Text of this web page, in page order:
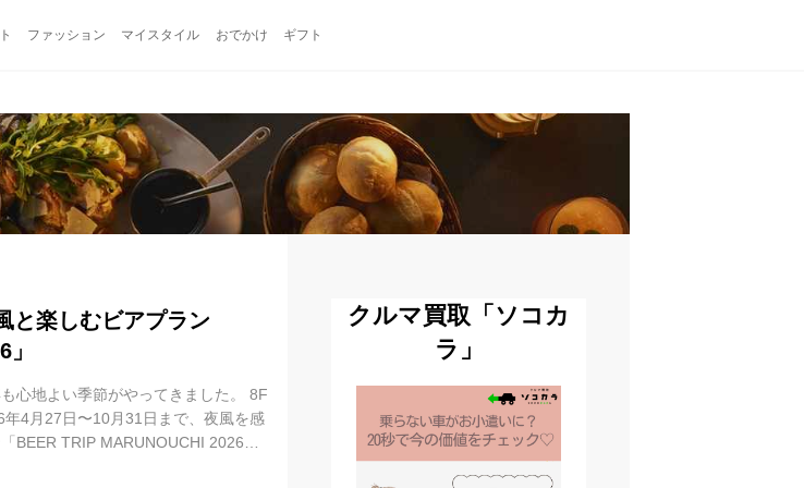
ファッション マイスタイル おでかけ ギフト
と楽しむビアプラン
心地よい季節がやってきました。 8F
4月27日〜10月31日まで、夜風を感
BEER TRIP MARUNOUCHI 2026」
・フランス。 期間ごとに料理が変わ
クルマ買取「ソコカ
ラ」